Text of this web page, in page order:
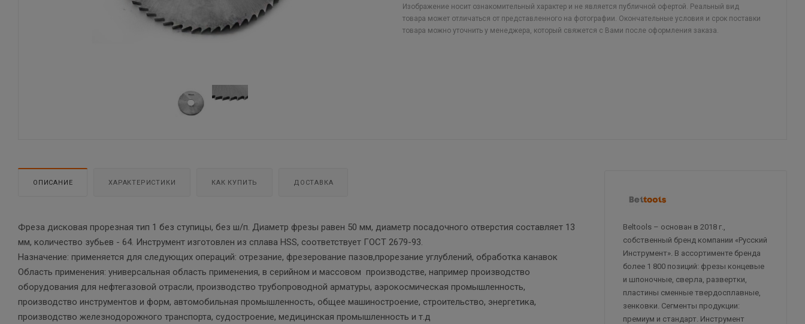
Изображение носит ознакомительный характер и не является публичной офертой. Реальный вид
товара может отличаться от представленного на фотографии. Окончательные условия и срок поставки
товара можно уточнить у менеджера, который свяжется с Вами после оформления заказа.
ОПИСАНИЕ ХАРАКТЕРИСТИКИ КАК КУПИТЬ ДОСТАВКА
Фреза дисковая прорезная тип 1 без ступицы, без ш/п. Диаметр фрезы равен 50 мм, диаметр посадочного отверстия составляет 13
мм, количество зубьев - 64. Инструмент изготовлен из сплава HSS, соответствует ГОСТ 2679-93.
Назначение: применяется для следующих операций: отрезание, фрезерование пазов,прорезание углублений, обработка канавок
Область применения: универсальная область применения, в серийном и массовом производстве, например производство
оборудования для нефтегазовой отрасли, производство трубопроводной арматуры, аэрокосмическая промышленность,
производство инструментов и форм, автомобильная промышленность, общее машиностроение, строительство, энергетика,
производство железнодорожного транспорта, судостроение, медицинская промышленность и т.д
Beltools – основан в 2018 г.,
собственный бренд компании «Русский
Инструмент». В ассортименте бренда
более 1 800 позиций: фрезы концевые
и шпоночные, сверла, развертки,
пластины сменные твердосплавные,
зенковки. Сегменты продукции:
премиум и стандарт. Инструмент